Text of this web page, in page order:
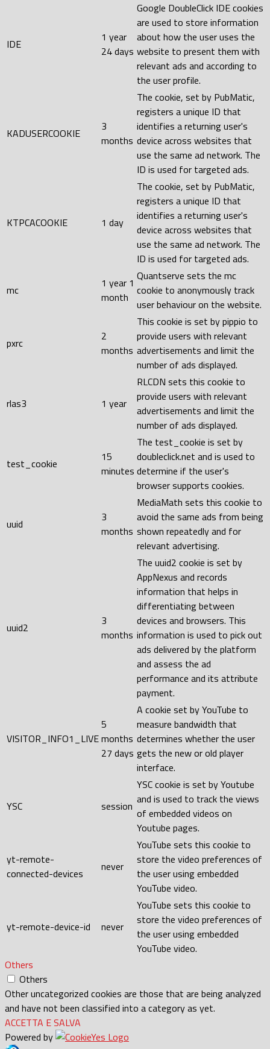
IDE
1 year
24 days
Google DoubleClick IDE cookies
are used to store information
about how the user uses the
website to present them with
relevant ads and according to
the user profile.
KADUSERCOOKIE
3
months
The cookie, set by PubMatic,
registers a unique ID that
identifies a returning user's
device across websites that
use the same ad network. The
ID is used for targeted ads.
KTPCACOOKIE 1 day
The cookie, set by PubMatic,
registers a unique ID that
identifies a returning user's
device across websites that
use the same ad network. The
ID is used for targeted ads.
mc
1 year 1
month
Quantserve sets the mc
cookie to anonymously track
user behaviour on the website.
pxrc
2
months
This cookie is set by pippio to
provide users with relevant
advertisements and limit the
number of ads displayed.
rlas3 1 year
RLCDN sets this cookie to
provide users with relevant
advertisements and limit the
number of ads displayed.
test_cookie
15
minutes
The test_cookie is set by
doubleclick.net and is used to
determine if the user's
browser supports cookies.
uuid
3
months
MediaMath sets this cookie to
avoid the same ads from being
shown repeatedly and for
relevant advertising.
uuid2
3
months
The uuid2 cookie is set by
AppNexus and records
information that helps in
differentiating between
devices and browsers. This
information is used to pick out
ads delivered by the platform
and assess the ad
performance and its attribute
payment.
VISITOR_INFO1_LIVE
5
months
27 days
A cookie set by YouTube to
measure bandwidth that
determines whether the user
gets the new or old player
interface.
YSC session
YSC cookie is set by Youtube
and is used to track the views
of embedded videos on
Youtube pages.
yt-remote-
connected-devices
never
YouTube sets this cookie to
store the video preferences of
the user using embedded
YouTube video.
yt-remote-device-id never
YouTube sets this cookie to
store the video preferences of
the user using embedded
YouTube video.
Others
Others
Other uncategorized cookies are those that are being analyzed
and have not been classified into a category as yet.
ACCETTA E SALVA
Powered by